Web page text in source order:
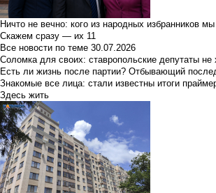
Ничто не вечно: кого из народных избранников
Скажем сразу — их 11
Все новости по теме 30.07.2026
Соломка для своих: ставропольские депутаты
Есть ли жизнь после партии? Отбывающий
Знакомые все лица: стали известны итоги
Здесь жить